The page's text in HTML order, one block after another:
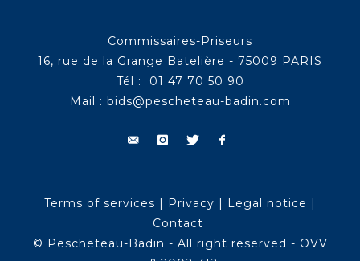
Commissaires-Priseurs
16, rue de la Grange Batelière - 75009 PARIS
Tél : 01 47 70 50 90
Mail : bids@pescheteau-badin.com
Terms of services | Privacy | Legal notice |
Contact
© Pescheteau-Badin - All right reserved - OVV